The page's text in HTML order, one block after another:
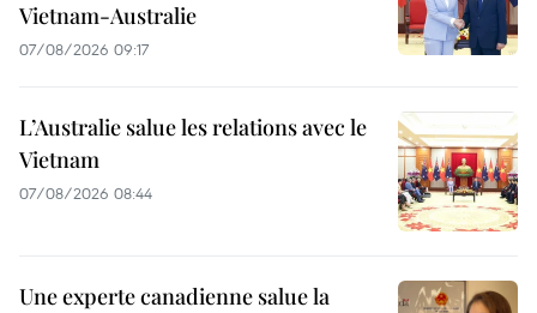
Vietnam-Australie
07/08/2026 09:17
L’Australie salue les relations avec le
Vietnam
07/08/2026 08:44
Une experte canadienne salue la